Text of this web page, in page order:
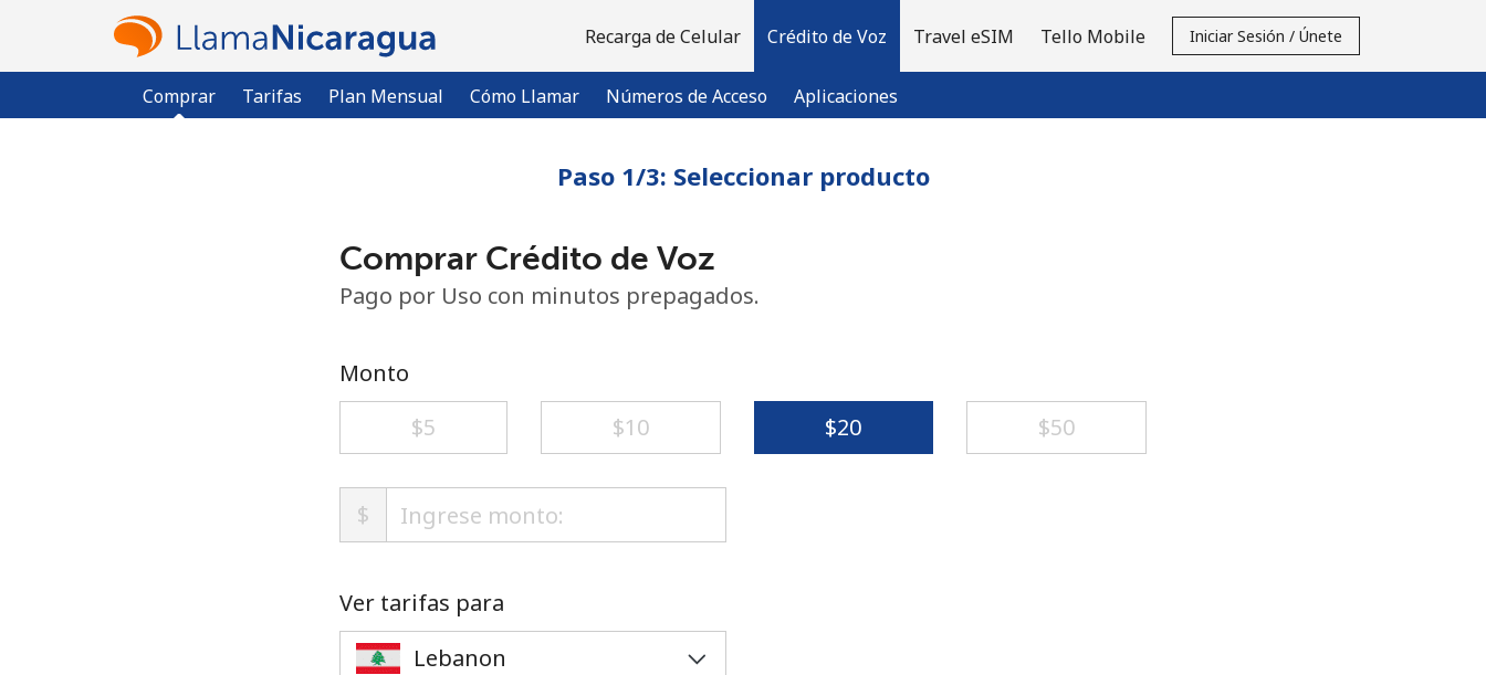
Recarga de Celular Crédito de Voz
Comprar Tarifas Plan Mensual Cómo Llamar Números de Acceso Aplicaciones
Travel eSIM Tello Mobile Iniciar Sesión / Únete
Paso 1/3: Seleccionar producto
Comprar Crédito de Voz
Pago por Uso con minutos prepagados.
Monto
⁦$5⁩
⁦$10⁩ ⁦$20⁩ ⁦$50⁩
$
Ver tarifas para